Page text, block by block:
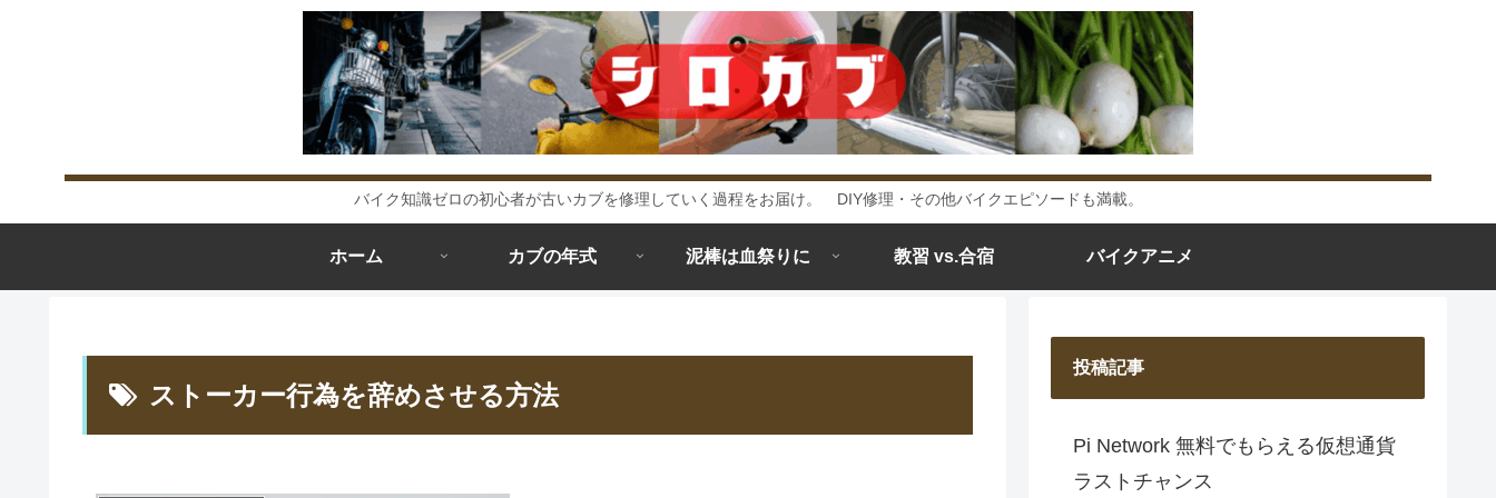
バイク知識ゼロの初心者が古いカブを修理していく過程をお届け。 DIY修理・その他バイクエピソードも満載。
ホーム カブの年式 泥棒は血祭りに 教習 vs.合宿 バイクアニメ
ストーカー行為を辞めさせる方法
投稿記事
Pi Network 無料でもらえる仮想通貨
ラストチャンス